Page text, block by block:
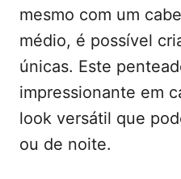
mesmo com um
médio, é possível
únicas. Este
impressionante em
look versátil que
ou de noite.